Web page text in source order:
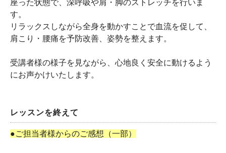
座った状態で、深呼吸や肩・脚のストレッチを行いま
す。
リラックスしながら全身を動かすことで血流を促して、
肩こり・腰痛を予防改善、姿勢を整えます。
受講者様の様子を見ながら、心地良く安全に動けるよう
にお声かけいたします。
レッスンを終えて
●ご担当者様からのご感想（一部）